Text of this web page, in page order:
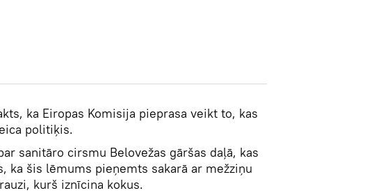
ka Eiropas Komisija pieprasa veikt to, kas
politiķis.
sanitāro cirsmu Belovežas gāršas daļā, kas
ka šis lēmums pieņemts sakarā ar mežziņu
kurš iznīcina kokus.